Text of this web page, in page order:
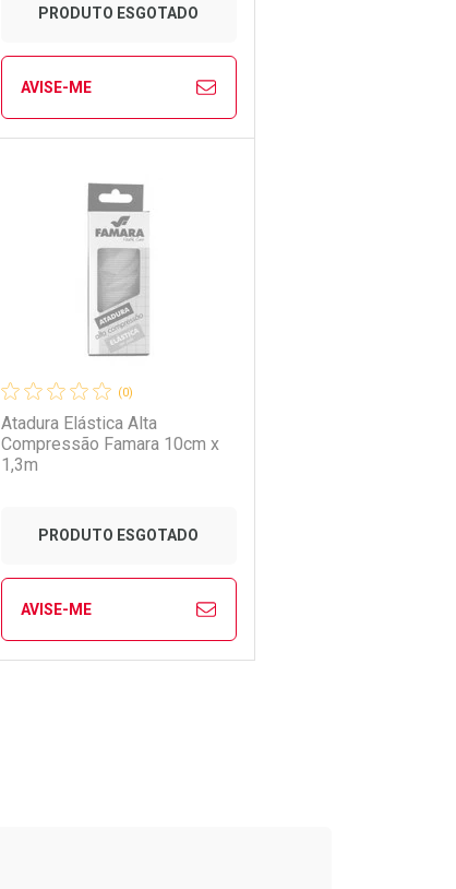
Ver Desconto Convênio
PRODUTO ESGOTADO
AVISE-ME
Laboratório
Ver Desconto Convênio
Por Menos
(0)
Atadura Elástica Alta
Compressão Famara 10cm x
1,3m
PRODUTO ESGOTADO
AVISE-ME